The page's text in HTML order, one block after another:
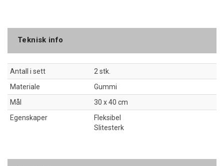
Teknisk info
Antall i sett
2 stk.
Materiale
Gummi
Mål
30 x 40 cm
Egenskaper
Fleksibel
Slitesterk